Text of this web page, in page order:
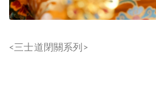
<三士道閉關系列 >